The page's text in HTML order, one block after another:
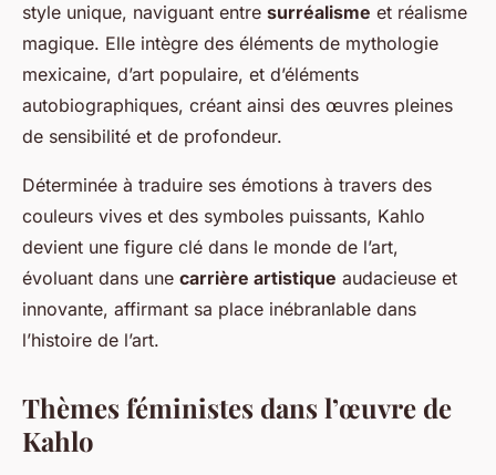
style unique, naviguant entre surréalisme et réalisme
magique. Elle intègre des éléments de mythologie
mexicaine, d’art populaire, et d’éléments
autobiographiques, créant ainsi des œuvres pleines
de sensibilité et de profondeur.
Déterminée à traduire ses émotions à travers des
couleurs vives et des symboles puissants, Kahlo
devient une figure clé dans le monde de l’art,
évoluant dans une carrière artistique audacieuse et
innovante, affirmant sa place inébranlable dans
l’histoire de l’art.
Thèmes féministes dans l’œuvre de
Kahlo